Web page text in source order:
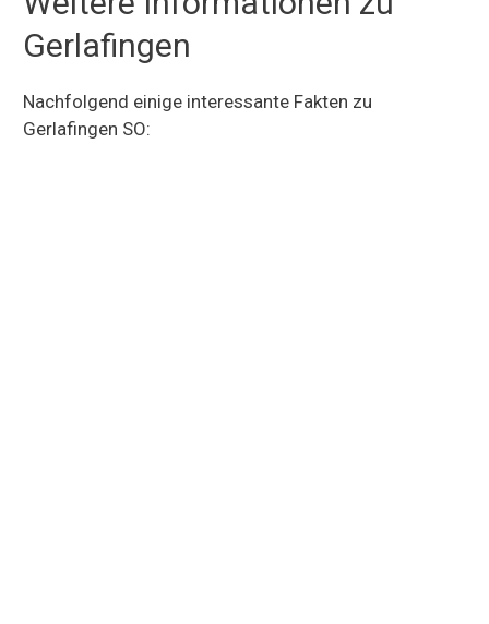
Gerlafingen
Nachfolgend einige interessante Fakten zu
Gerlafingen SO: